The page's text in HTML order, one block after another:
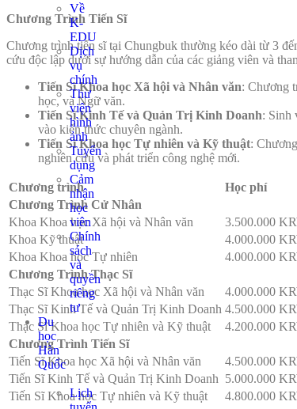
Về
K-
EDU
Dịch
vụ
chính
Thư
viện
hình
ảnh
Tuyển
dụng
Cảm
nhận
học
viên
Chính
sách
và
quyền
riêng
tư
Du
học
Hàn
Quốc
Lịch
Chương Trình Tiến Sĩ
Chương trình tiến sĩ tại Chungbuk thường kéo dài từ 3
cứu độc lập dưới sự hướng dẫn của các giảng viên và
Tiến Sĩ Khoa học Xã hội và Nhân văn: Chương
học, và Ngữ văn.
Tiến Sĩ Kinh Tế và Quản Trị Kinh Doanh: Sinh
vào kiến thức chuyên ngành.
Tiến Sĩ Khoa học Tự nhiên và Kỹ thuật:
nghiên cứu và phát triển công nghệ mới.
Chương trình
Học phí
Chương Trình Cử Nhân
Khoa Khoa học Xã hội và Nhân văn
3.500.000
Khoa Kỹ thuật
4.000.000
Khoa Khoa học Tự nhiên
4.000.000
Chương Trình Thạc Sĩ
Thạc Sĩ Khoa học Xã hội và Nhân văn
4.000.000
Thạc Sĩ Kinh Tế và Quản Trị Kinh Doanh 4.500.000
Thạc Sĩ Khoa học Tự nhiên và Kỹ thuật
4.200.000
Chương Trình Tiến Sĩ
Tiến Sĩ Khoa học Xã hội và Nhân văn
4.500.000
Tiến Sĩ Kinh Tế và Quản Trị Kinh Doanh 5.000.000
Tiến Sĩ Khoa học Tự nhiên và Kỹ thuật
4.800.000